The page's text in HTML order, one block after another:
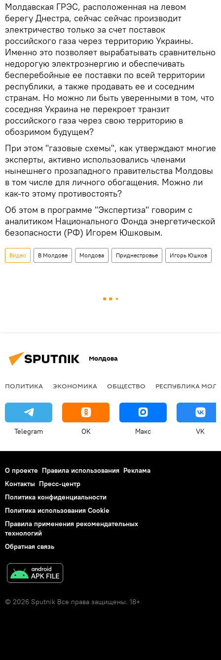
Молдавская ГРЭС, расположенная на левом
берегу Днестра, сейчас сейчас производит
электричество только за счет поставок
российского газа через территорию Украины.
Именно это позволяет вырабатывать сравнительно
недорогую электроэнергию и обеспечивать
бесперебойные ее поставки по всей территории
республики, а также продавать ее и соседним
странам. Но можно ли быть уверенными в том, что
соседняя Украина не перекроет транзит
российского газа через свою территорию в
обозримом будущем?
При этом "газовые схемы", как утверждают многие
эксперты, активно использовались членами
нынешнего прозападного правительства Молдовы
в том числе для личного обогащения. Можно ли
как-то этому противостоять?
Об этом в программе "Экспертиза" говорим с
аналитиком Национального Фонда энергетической
безопасности (РФ) Игорем Юшковым.
Видео В Молдове Молдова Приднестровье Игорь Юшков
Молдова
ПОЛИТИКА ЭКОНОМИКА ОБЩЕСТВО РЕСПУБЛИКА
Telegram OK Макс VK
О проекте Правила использования Реклама
Контакты Пресс-центр
Политика конфиденциальности
Политика использования Cookie
Правила применения рекомендательных
технологий
Обратная связь
© 2026 Sputnik Все права защищены. 18+